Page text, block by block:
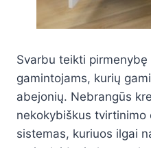
Svarbu teikti pirmenybę
gamintojams, kurių
abejonių. Nebrangūs
nekokybiškus
sistemas, kuriuos ilgai